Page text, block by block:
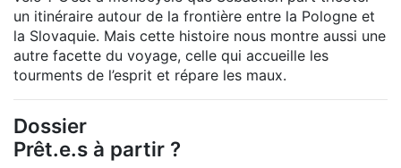
un itinéraire autour de la frontière entre la Pologne et
la Slovaquie. Mais cette histoire nous montre aussi une
autre facette du voyage, celle qui accueille les
tourments de l’esprit et répare les maux.
Dossier
Prêt.e.s à partir ?